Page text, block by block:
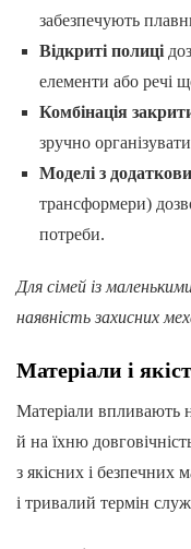
забезпечують
Відкриті полиці
елементи або речі
Комбінація
зручно
Моделі з
трансформери)
потреби.
Для сімей із
наявність захисних
Матеріали і
Матеріали впливають
й на їхню
з якісних і безпечних
і тривалий термін